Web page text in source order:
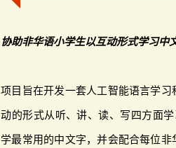
协助非华语小学生以互动形式学习中
项目旨在开发一套人工智能语言学
动的形式从听、讲、读、写四方面
学最常用的中文字，并会配合每位